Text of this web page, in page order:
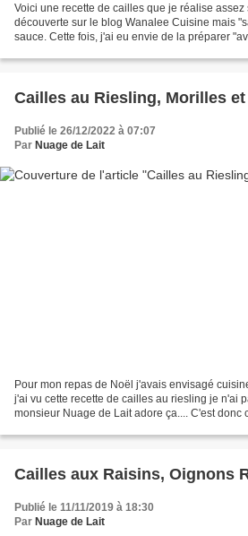
Voici une recette de cailles que je réalise
découverte sur le blog Wanalee Cuisine mais
sauce. Cette fois, j'ai eu envie de la préparer
Cailles au Riesling, Morilles
Publié le 26/12/2022 à 07:07
Par Nuage de Lait
Pour mon repas de Noël j'avais envisagé
j'ai vu cette recette de cailles au riesling je n'ai
monsieur Nuage de Lait adore ça.... C'est donc
Cailles aux Raisins, Oignons
Publié le 11/11/2019 à 18:30
Par Nuage de Lait